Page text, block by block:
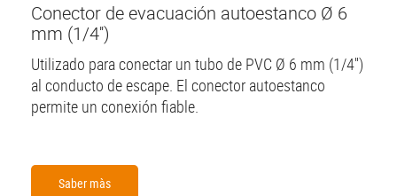
Conector de evacuación autoestanco Ø 6
mm (1/4'')
Utilizado para conectar un tubo de PVC Ø 6 mm (1/4'')
al conducto de escape. El conector autoestanco
permite un conexión fiable.
Saber màs